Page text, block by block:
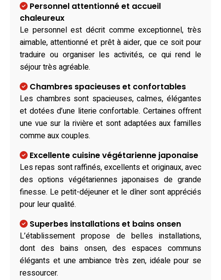
Personnel attentionné et accueil
chaleureux
Le personnel est décrit comme exceptionnel, très
aimable, attentionné et prêt à aider, que ce soit pour
traduire ou organiser les activités, ce qui rend le
séjour très agréable.
Chambres spacieuses et confortables
Les chambres sont spacieuses, calmes, élégantes
et dotées d’une literie confortable. Certaines offrent
une vue sur la rivière et sont adaptées aux familles
comme aux couples.
Excellente cuisine végétarienne japonaise
Les repas sont raffinés, excellents et originaux, avec
des options végétariennes japonaises de grande
finesse. Le petit-déjeuner et le dîner sont appréciés
pour leur qualité.
Superbes installations et bains onsen
L’établissement propose de belles installations,
dont des bains onsen, des espaces communs
élégants et une ambiance très zen, idéale pour se
ressourcer.